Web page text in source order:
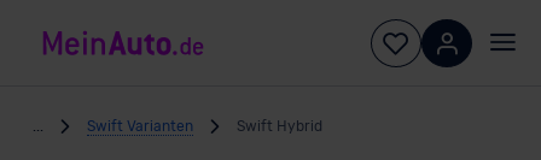
Swift Varianten Swift Hybrid